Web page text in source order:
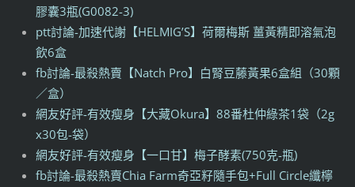
膠囊3瓶(G0082-3)
ptt討論-加速代謝【HELMIG’S】荷爾梅斯 薑黃精即溶氣泡
飲6盒
fb討論-最殺熱賣【Natch Pro】白腎豆藤黃果6盒組（30顆
／盒）
網友好評-有效瘦身【大藏Okura】88番杜仲綠茶1袋（2g
x30包-袋）
網友好評-有效瘦身【一口甘】梅子酵素(750克-瓶)
fb討論-最殺熱賣Chia Farm奇亞籽隨手包+Full Circle纖檸